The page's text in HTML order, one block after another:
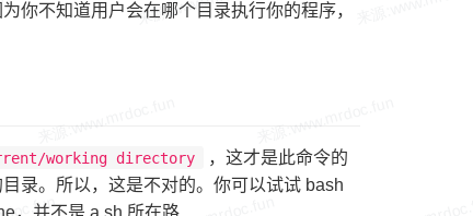
你不知道用户会在哪个目录执行你的程序，
working directory
，这才是此命令的
录。所以，这是不对的。你可以试试 bash
，并不是 a.sh 所在路